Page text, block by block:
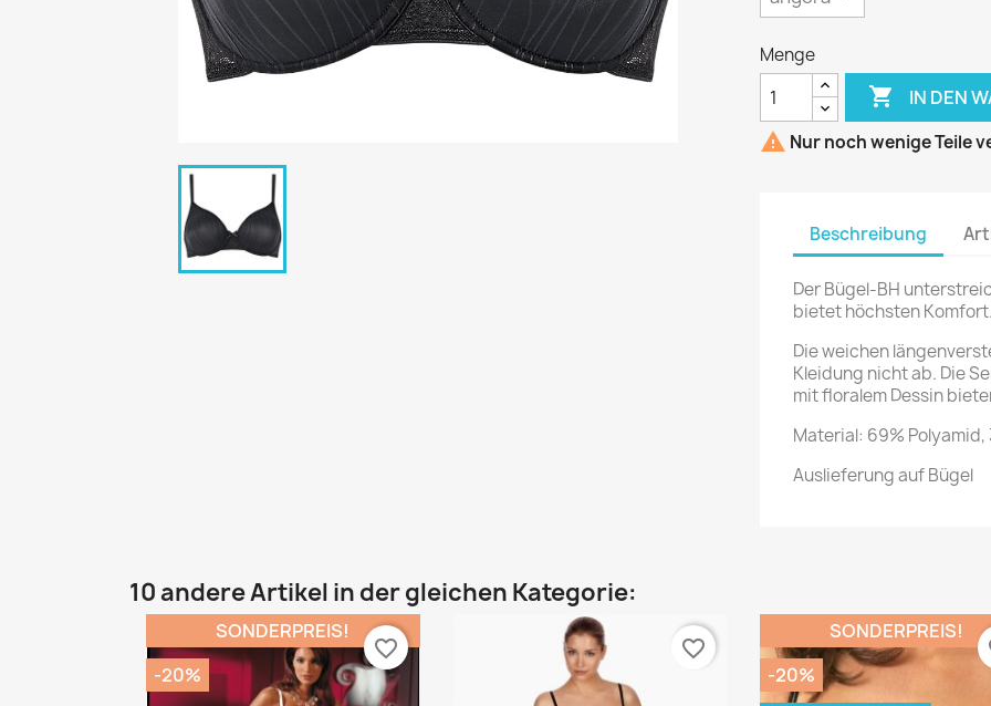
Menge
 IN DEN
 Nur noch wenige Teile
Beschreibung
Der Bügel-BH
bietet höchsten Komfort.
Die weichen
Kleidung nicht ab. Die
mit floralem Dessin
Material: 69% Polyamid,
Auslieferung auf Bügel
10 andere Artikel in der gleichen Kategorie:
SONDERPREIS!
-20%
favorite_border favorite_border
SONDERPREIS!
-20%